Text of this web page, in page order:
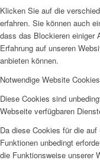
Klicken Sie auf die
erfahren. Sie können auch
dass das Blockieren einiger
Erfahrung auf unseren
anbieten können.
Notwendige Website Cookies
Diese Cookies sind
Webseite verfügbaren
Da diese Cookies für die
Funktionen unbedingt
die Funktionsweise unserer